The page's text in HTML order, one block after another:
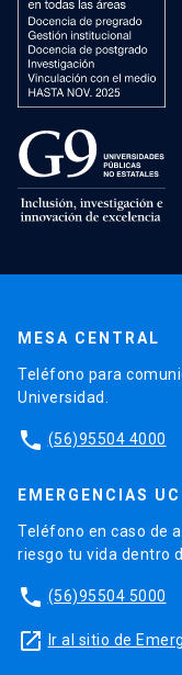
MESA CENTRAL
Teléfono para
Universidad.
phone (56)95504 4000
EMERGENCIAS UC
Teléfono en caso de
riesgo tu vida dentro
phone (56)95504 5000
launch Ir al sitio de